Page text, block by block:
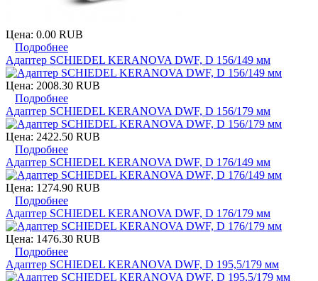
Цена: 0.00 RUB
Подробнее
Адаптер SCHIEDEL KERANOVA DWF, D 156/149 мм
Цена: 2008.30 RUB
Подробнее
Адаптер SCHIEDEL KERANOVA DWF, D 156/179 мм
Цена: 2422.50 RUB
Подробнее
Адаптер SCHIEDEL KERANOVA DWF, D 176/149 мм
Цена: 1274.90 RUB
Подробнее
Адаптер SCHIEDEL KERANOVA DWF, D 176/179 мм
Цена: 1476.30 RUB
Подробнее
Адаптер SCHIEDEL KERANOVA DWF, D 195,5/179 мм